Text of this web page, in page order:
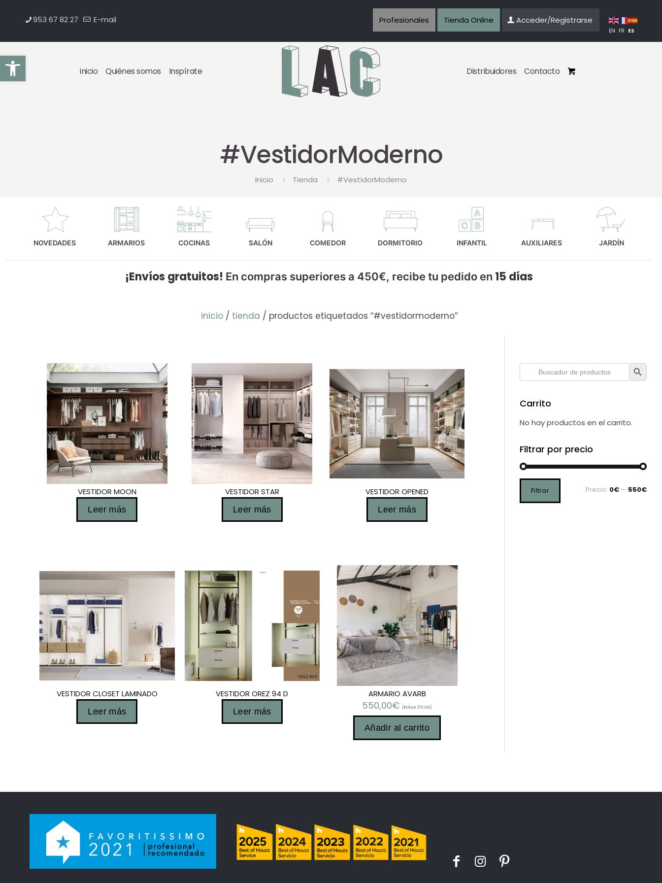
Abrir barra de herramientas
953 67 82 27 E-mail Profesionales Tienda Online Acceder/Registrarse
EN FR ES
inicio Quiénes somos Inspírate Distribuidores Contacto
#VestidorModerno
Inicio Tienda #VestidorModerno
NOVEDADES ARMARIOS COCINAS SALÓN COMEDOR DORMITORIO INFANTIL AUXILIARES JARDÍN
¡Envíos gratuitos! En compras superiores a 450€, recibe tu pedido en 15 días
inicio/ tienda / productos etiquetados “#vestidormoderno”
VESTIDOR MOON
Leer más
VESTIDOR STAR
Leer más
VESTIDOR OPENED
Leer más
VESTIDOR CLOSET LAMINADO
Leer más
VESTIDOR OREZ 94 D
Leer más
ARMARIO AVARB
550,00€ (Incluye 21% IVA)
Añadir al carrito
Buscar: Botón de
Carrito
No hay productos en el carrito.
Filtrar por precio
Filtrar Precio: 0€— 550€